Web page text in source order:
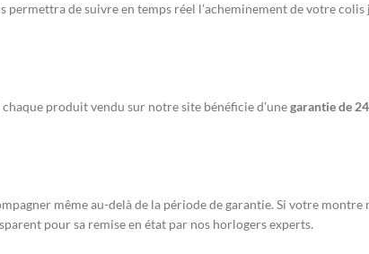
de suivre en temps réel l'acheminement de votre
produit vendu sur notre site bénéficie d'unegarantie de
même au-delà de la période de garantie. Si votre
pour sa remise en état par nos horlogers experts.